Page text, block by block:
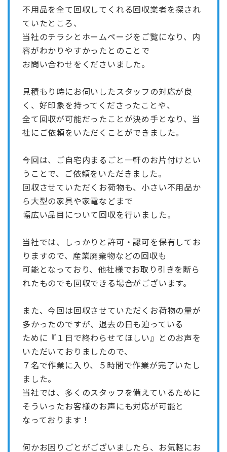
不用品を全て回収してくれる回収業者を探され
ていたところ、
当社のチラシとホームページをご覧になり、内
容がわかりやすかったとのことで
お問い合わせをくださいました。
見積もり時にお伺いしたスタッフの対応が良
く、好印象を持ってくださったことや、
全て回収が可能だったことが決め手となり、当
社にご依頼をいただくことができました。
今回は、ご自宅内まるごと一軒のお片付けとい
うことで、ご依頼をいただきました。
回収させていただくお荷物も、小さい不用品か
ら大型の家具や家電などまで
幅広い品目について回収を行いました。
当社では、しっかりと許可・認可を保有してお
りますので、産業廃棄物などの回収も
可能となっており、他社様でお取り引きを断ら
れたものでも回収できる場合がございます。
また、今回は回収させていただくお荷物の量が
多かったのですが、退去の日も迫っている
ために『１日で終わらせてほしい』とのお声を
いただいておりましたので、
７名で作業に入り、５時間で作業が完了いたし
ました。
当社では、多くのスタッフを備えているために
そういったお客様のお声にも対応が可能と
なっております！
何かお困りごとがございましたら、お気軽にお